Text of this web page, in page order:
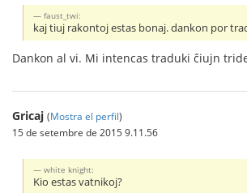
faust_twi:
kaj tiuj rakontoj estas bonaj. dankon por
Dankon al vi. Mi intencas traduki ĉiujn
Gricaj (Mostra el perfil)
15 de setembre de 2015 9.11.56
white knight:
Kio estas vatnikoj?